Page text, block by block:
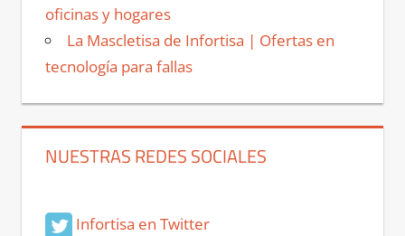
oficinas y hogares
La Mascletisa de Infortisa | Ofertas en
tecnología para fallas
NUESTRAS REDES SOCIALES
Infortisa en Twitter